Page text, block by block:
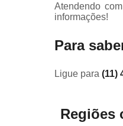
Atendendo
informações!
Para
Ligue para (11)
Regiões